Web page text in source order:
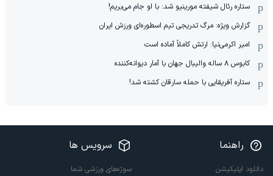
ستاره رئال شیفته مورینیو شد: با او جام می‌بریم!
گزارش ویژه: مرگ تدریجی تیم اسطوره‌ای ورزش ایران
امیر اکرمی‌نیا: ارتش کاملاً آماده است
کابوس ۸ ساله والیبال جهان با آمار دیوانه‌کننده
ستاره آفریقایی با حمله سارقان کشته شد!
راهنما
دانلود اپلیکیشن
سرویس ها
سوژه‌های ورزشی شما